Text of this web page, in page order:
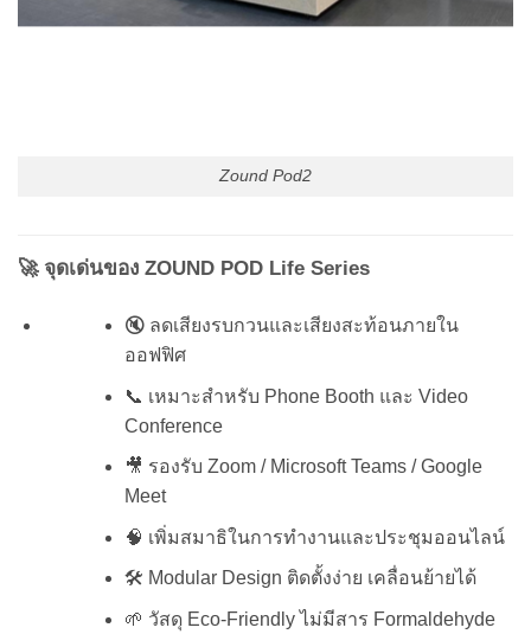
Zound Pod2
🚀 จุดเด่นของ ZOUND POD Life Series
🔇 ลดเสียงรบกวนและเสียงสะท้อนภายใน
ออฟฟิศ
📞 เหมาะสำหรับ Phone Booth และ Video
Conference
🎥 รองรับ Zoom / Microsoft Teams / Google
Meet
🧠 เพิ่มสมาธิในการทำงานและประชุมออนไลน์
🛠 Modular Design ติดตั้งง่าย เคลื่อนย้ายได้
🌱 วัสดุ Eco-Friendly ไม่มีสาร Formaldehyde